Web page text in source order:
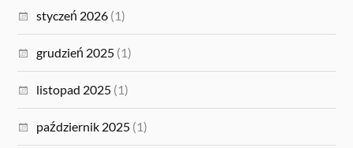
styczeń 2026 (1)
grudzień 2025 (1)
listopad 2025 (1)
październik 2025 (1)